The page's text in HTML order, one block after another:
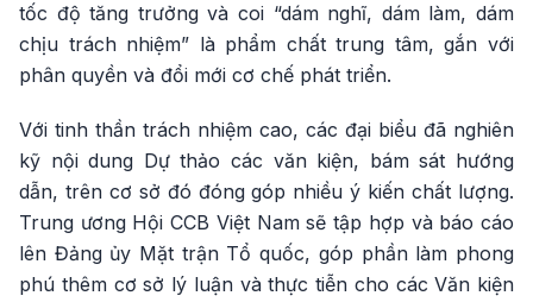
tốc độ tăng trưởng và coi “dám nghĩ, dám làm, dám
chịu trách nhiệm” là phẩm chất trung tâm, gắn với
phân quyền và đổi mới cơ chế phát triển.
Với tinh thần trách nhiệm cao, các đại biểu đã nghiên
kỹ nội dung Dự thảo các văn kiện, bám sát hướng
dẫn, trên cơ sở đó đóng góp nhiều ý kiến chất lượng.
Trung ương Hội CCB Việt Nam sẽ tập hợp và báo cáo
lên Đảng ủy Mặt trận Tổ quốc, góp phần làm phong
phú thêm cơ sở lý luận và thực tiễn cho các Văn kiện